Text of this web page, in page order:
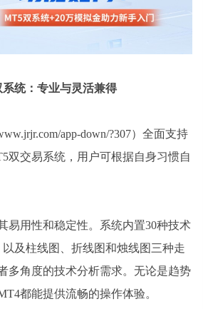
统：专业与灵活兼得
app-down/?307）全面支持
双交易系统，用户可根据自身习惯自
易用性和稳定性。系统内置30种技术
及柱线图、折线图和烛线图三种走
多角度的技术分析需求。无论是趋势
都能提供流畅的操作体验。